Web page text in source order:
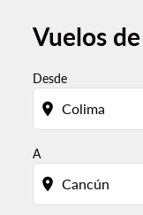
Vuelos
Desde
location_on
A
location_on
Por favor,